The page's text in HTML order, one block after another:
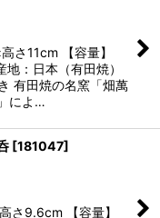
さ11cm 【容量】
：日本（有田焼）
有田焼の名窯「畑萬
によ…
[181047]
さ9.6cm 【容量】